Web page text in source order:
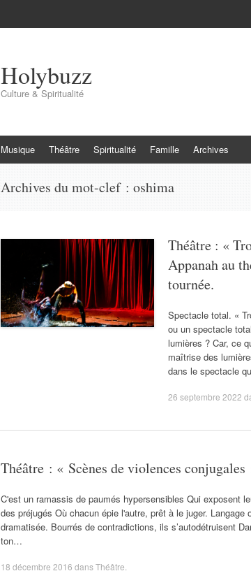
Holybuzz
Culture & Spiritualité
Musique Théâtre Spiritualité Famille Archives
Archives du mot-clef : oshima
Théâtre : «
Appanah au
tournée.
Spectacle total. «
ou un spectacle
lumières ? Car, ce
maîtrise des
dans le spectacle
26 septembre 2022
Théâtre : « Scènes de violences
C'est un ramassis de paumés hypersensibles Qui exposent
des préjugés Où chacun épie l'autre, prêt à le juger.
dramatisée. Bourrés de contradictions, ils s’autodétruisent
ton…
18 décembre 2016 dansThéâtre